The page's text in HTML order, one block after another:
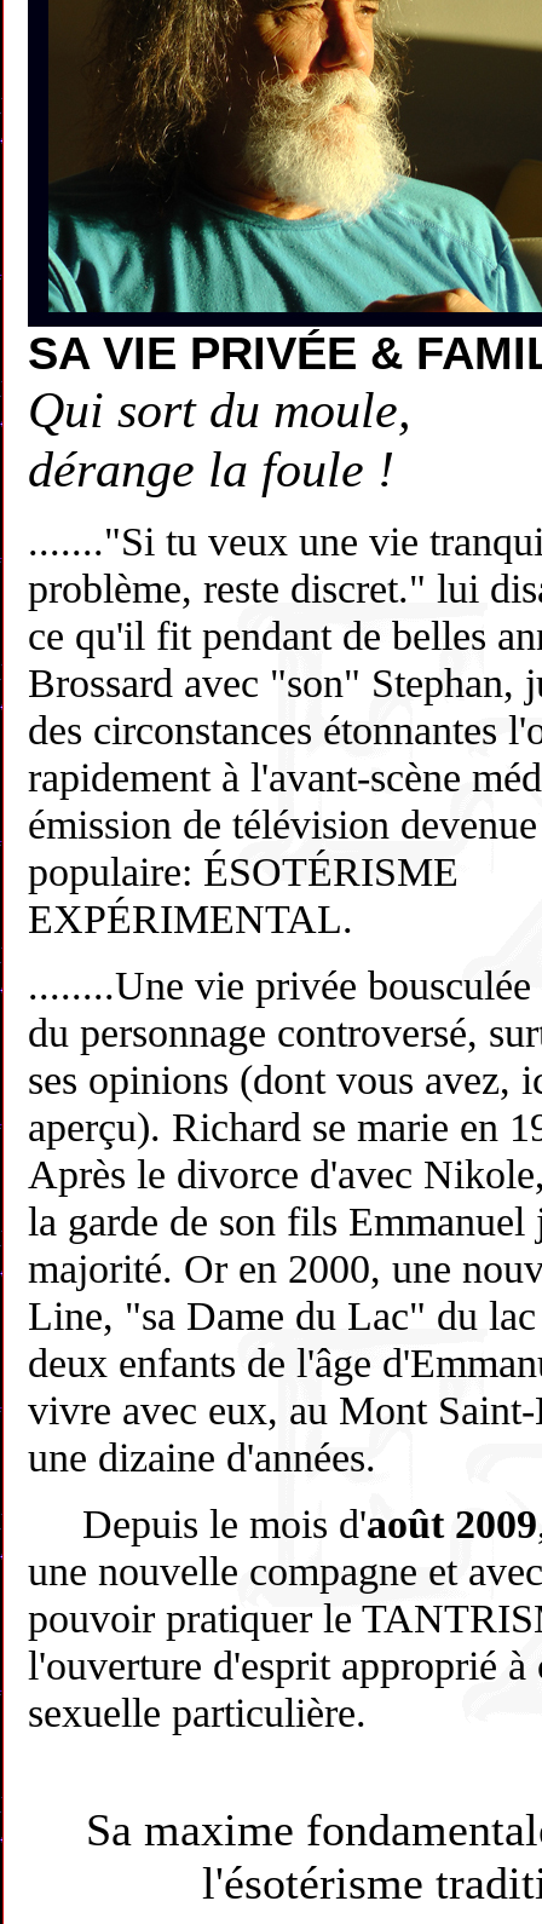
SA VIE PRIVÉE &
Qui sort du moule,
dérange la foule !
......."Si tu veux une vie
problème, reste discret." lui
ce qu'il fit pendant de belles
Brossard avec "son" Stephan,
des circonstances étonnantes
rapidement à l'avant-scène
émission de télévision
populaire: ÉSOTÉRISME
EXPÉRIMENTAL.
........Une vie privée
du personnage controversé,
ses opinions (dont vous avez,
aperçu). Richard se marie en
Après le divorce d'avec
la garde de son fils Emmanuel
majorité. Or en 2000, une
Line, "sa Dame du Lac" du lac
deux enfants de l'âge
vivre avec eux, au Mont
une dizaine d'années.
Depuis le mois d'août 2009
une nouvelle compagne et
pouvoir pratiquer le
l'ouverture d'esprit approprié à
sexuelle particulière.
Sa maxime
l'ésotérisme